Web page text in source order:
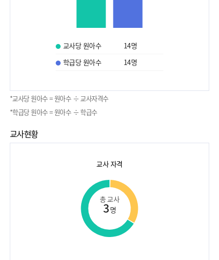
교사당 원아수 14명
학급당 원아수
14명
*교사당 원아수 = 원아수 ÷ 교사자격수
*학급당 원아수 = 원아수 ÷ 학급수
교사현황
교사 자격
총 교사
3명